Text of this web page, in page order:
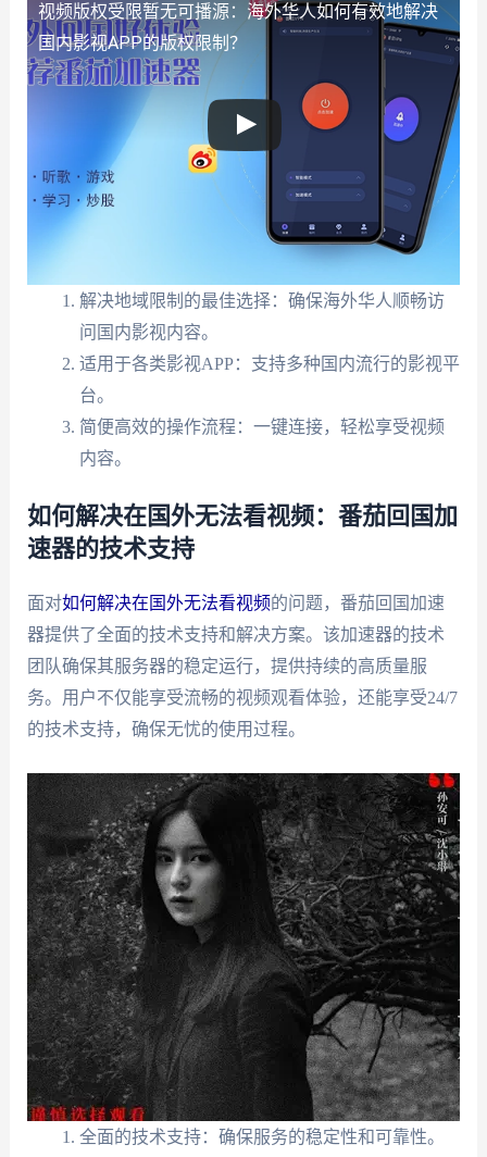
视频版权受限暂无可播源：海外华人如何有效地解决
国内影视APP的版权限制？
解决地域限制的最佳选择：确保海外华人顺畅访
问国内影视内容。
适用于各类影视APP：支持多种国内流行的影视平
台。
简便高效的操作流程：一键连接，轻松享受视频
内容。
如何解决在国外无法看视频：番茄回国加
速器的技术支持
面对如何解决在国外无法看视频的问题，番茄回国加速
器提供了全面的技术支持和解决方案。该加速器的技术
团队确保其服务器的稳定运行，提供持续的高质量服
务。用户不仅能享受流畅的视频观看体验，还能享受24/7
的技术支持，确保无忧的使用过程。
全面的技术支持：确保服务的稳定性和可靠性。